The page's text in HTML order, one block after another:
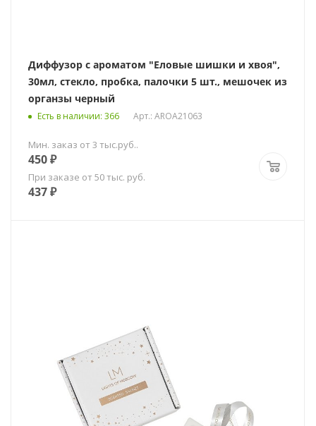
Диффузор с ароматом "Еловые шишки и хвоя",
30мл, стекло, пробка, палочки 5 шт., мешочек из
органзы черный
Есть в наличии: 366 Арт.: AROA21063
Мин. заказ от 3 тыс.руб..
450₽
При заказе от 50 тыс. руб.
437₽